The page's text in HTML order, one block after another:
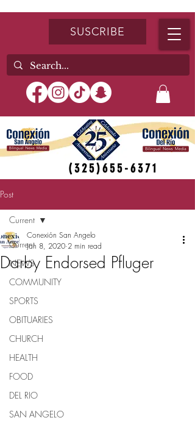
SUSCRIBE
(325)655-6371
Post
Current
NEWS
COMMUNITY
SPORTS
OBITUARIES
CHURCH
HEALTH
FOOD
DEL RIO
SAN ANGELO
Current
Darby Endorsed Pfluger
Conexión San Angelo
Jan 8, 2020 2 min read